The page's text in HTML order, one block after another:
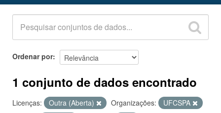
Organizações
Grupos
Sobre
Ordenar por
1 conjunto de dados encontrado
Licenças: Outra (Aberta) Organizações:
UFCSPA